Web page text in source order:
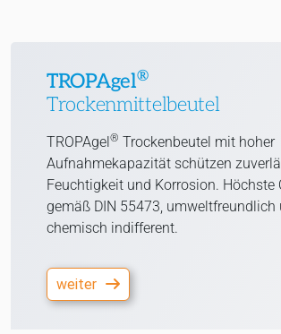
TROPAgel®
Trockenmittelbeutel
TROPAgel ® Trockenbeutel mit hoher
Aufnahmekapazität schützen
Feuchtigkeit und Korrosion. Höchste
gemäß DIN 55473, umweltfreundlich
chemisch indifferent.
weiter